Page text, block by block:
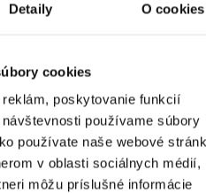
Detaily O cookies
cookies
poskytovanie funkcií
používame súbory
používate naše webové
v oblasti sociálnych médií,
môžu príslušné informácie